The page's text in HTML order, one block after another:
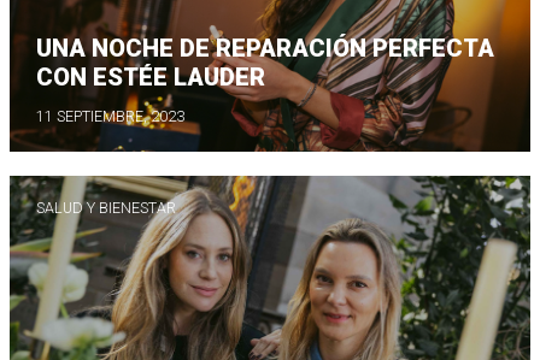
UNA NOCHE DE REPARACIÓN PERFECTA
CON ESTÉE LAUDER
11 SEPTIEMBRE, 2023
SALUD Y BIENESTAR